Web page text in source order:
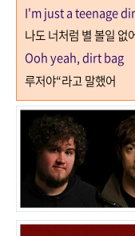
I'm just a teenage
나도 너처럼 별 볼일 없
Ooh yeah, dirt bag
루저야“라고 말했어